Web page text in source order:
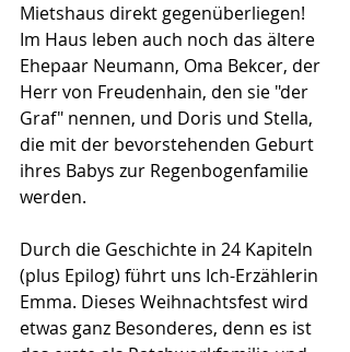
Mietshaus direkt gegenüberliegen!
Im Haus leben auch noch das ältere
Ehepaar Neumann, Oma Bekcer, der
Herr von Freudenhain, den sie "der
Graf" nennen, und Doris und Stella,
die mit der bevorstehenden Geburt
ihres Babys zur Regenbogenfamilie
werden.
Durch die Geschichte in 24 Kapiteln
(plus Epilog) führt uns Ich-Erzählerin
Emma. Dieses Weihnachtsfest wird
etwas ganz Besonderes, denn es ist